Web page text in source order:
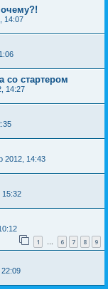
14:07
со стартером
14:27
2012, 14:43
15:32
1 6 7 8 9
22:09